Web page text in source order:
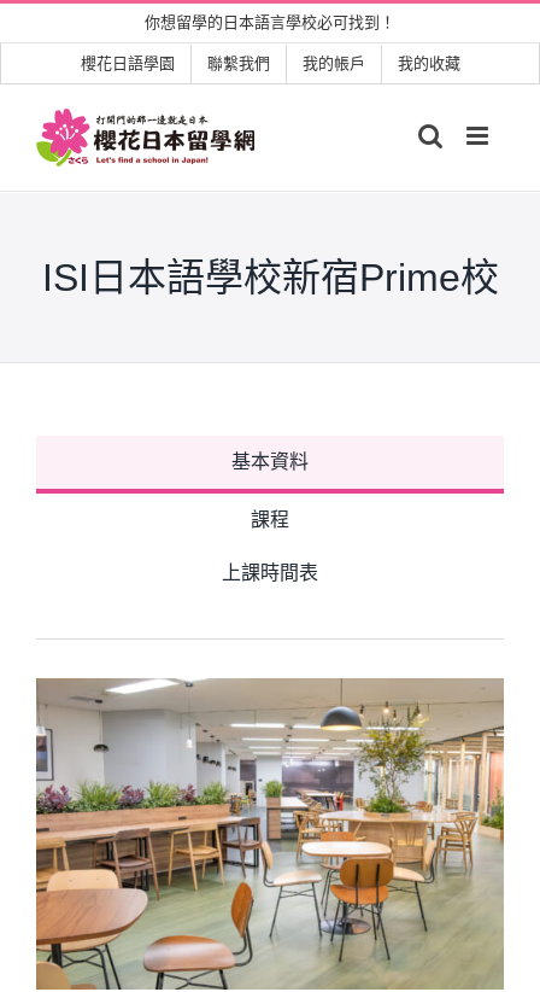
to
content
你想留學的日本語言學校必可找到！
櫻花日語學園 聯繫我們 我的帳戶 我的收藏
ISI日本語學校新宿Prime校
基本資料
課程
上課時間表